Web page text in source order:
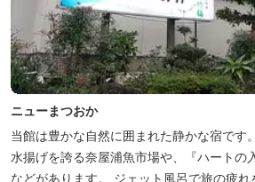
ニューまつおか
当館は豊かな自然に囲まれた静かな宿です
水揚げを誇る奈屋浦魚市場や、『ハートの
などがあります。 ジェット風呂で旅の疲れ